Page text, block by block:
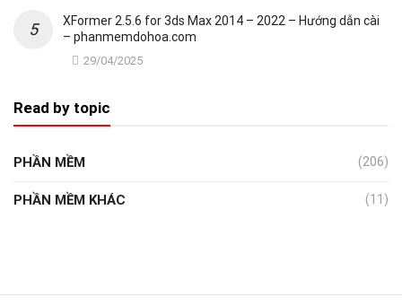
XFormer 2.5.6 for 3ds Max 2014 – 2022 – Hướng dẫn cài
– phanmemdohoa.com
29/04/2025
Read by topic
PHẦN MỀM (206)
PHẦN MỀM KHÁC (11)